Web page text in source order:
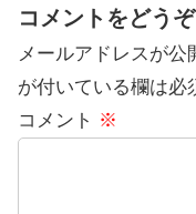
コメントをどうぞ
メールアドレスが公
が付いている欄は必
コメント ※